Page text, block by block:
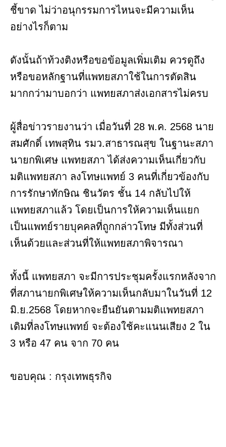
ชี้ขาด ไม่ว่าอนุกรรมการไหนจะมีความเห็น
อย่างไรก็ตาม
ดังนั้นถ้าท้วงติงหรือขอข้อมูลเพิ่มเติม ควรดูถึง
หรือขอหลักฐานที่แพทยสภาใช้ในการตัดสิน
มากกว่ามาบอกว่า แพทยสภาส่งเอกสารไม่ครบ
ผู้สื่อข่าวรายงานว่า เมื่อวันที่ 28 พ.ค. 2568 นาย
สมศักดิ์ เทพสุทิน รมว.สาธารณสุข ในฐานะสภา
นายกพิเศษ แพทยสภา ได้ส่งความเห็นเกี่ยวกับ
มติแพทยสภา ลงโทษแพทย์ 3 คนที่เกี่ยวข้องกับ
การรักษาทักษิณ ชินวัตร ชั้น 14 กลับไปให้
แพทยสภาแล้ว โดยเป็นการให้ความเห็นแยก
เป็นแพทย์รายบุคคลที่ถูกกล่าวโทษ มีทั้งส่วนที่
เห็นด้วยและส่วนที่ให้แพทยสภาพิจารณา
ทั้งนี้ แพทยสภา จะมีการประชุมครั้งแรกหลังจาก
ที่สภานายกพิเศษให้ความเห็นกลับมาในวันที่ 12
มิ.ย.2568 โดยหากจะยืนยันตามมติแพทยสภา
เดิมที่ลงโทษแพทย์ จะต้องใช้คะแนนเสียง 2 ใน
3 หรือ 47 คน จาก 70 คน
ขอบคุณ : กรุงเทพธุรกิจ